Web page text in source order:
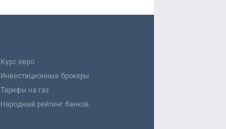
Курс евро
Инвестиционные брокеры
Тарифы на газ
Народный рейтинг банков